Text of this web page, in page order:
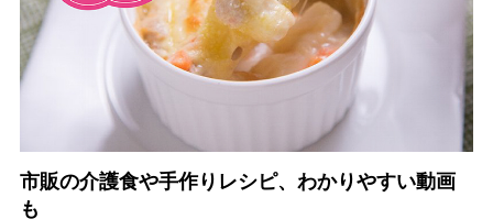
市販の介護食や手作りレシピ、わかりやすい動画
も